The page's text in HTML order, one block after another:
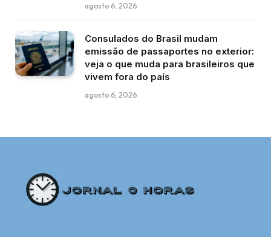
agosto 6, 2026
Consulados do Brasil mudam
emissão de passaportes no exterior:
veja o que muda para brasileiros que
vivem fora do país
agosto 6, 2026